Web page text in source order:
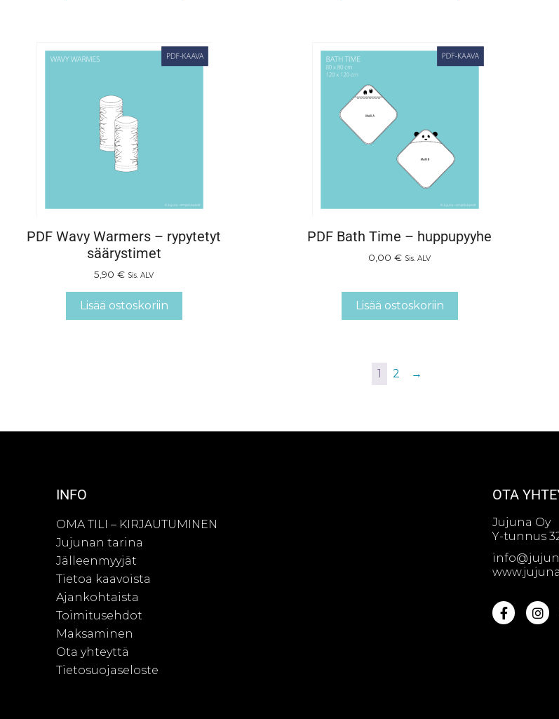
PDF Wavy Warmers – rypytetyt
säärystimet
5,90€ Sis. ALV
Lisää ostoskoriin
PDF Bath Time – huppupyyhe
0,00€ Sis. ALV
Lisää ostoskoriin
1 2 →
INFO
OMA TILI – KIRJAUTUMINEN
Jujunan tarina
Jälleenmyyjät
Tietoa kaavoista
Ajankohtaista
Toimitusehdot
Maksaminen
Ota yhteyttä
Tietosuojaseloste
OTA
Jujuna Oy
Y-tunnus